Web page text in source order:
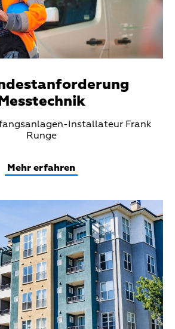
Messtechnik
Installateur Frank
Runge
Mehr erfahren